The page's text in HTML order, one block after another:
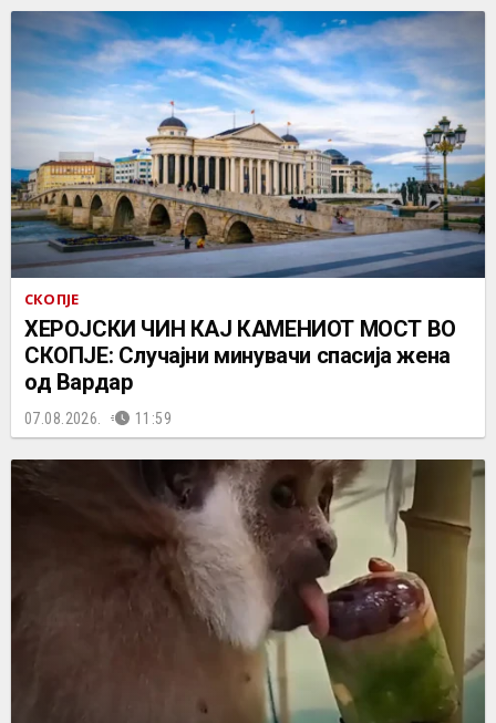
СКОПЈЕ
ХЕРОЈСКИ ЧИН КАЈ КАМЕНИОТ МОСТ ВО
СКОПЈЕ: Случајни минувачи спасија жена
од Вардар
07.08.2026. 11:59